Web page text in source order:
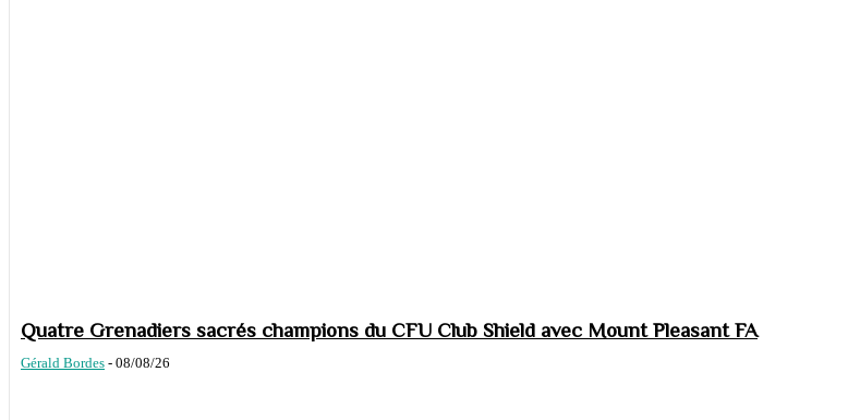
Quatre Grenadiers sacrés champions du CFU Club Shield avec Mount Pleasant FA
Gérald Bordes - 08/08/26